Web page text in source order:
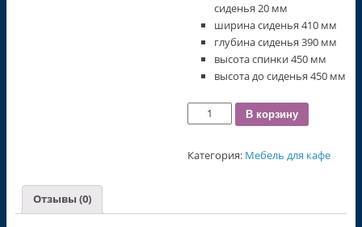
сиденья 20 мм
ширина сиденья 410 мм
глубина сиденья 390 мм
высота спинки 450 мм
высота до сиденья 450 мм
Количество В корзину
Категория: Мебель для кафе
Отзывы (0)